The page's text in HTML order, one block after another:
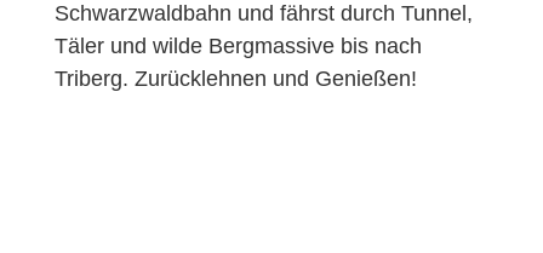
Schwarzwaldbahn und fährst durch Tunnel,
Täler und wilde Bergmassive bis nach
Triberg. Zurücklehnen und Genießen!